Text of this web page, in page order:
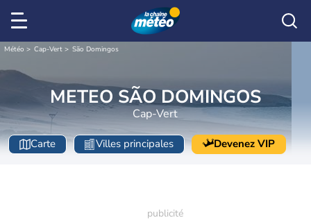
Météo Cap-Vert São Domingos
METEO SÃO DOMINGOS
Cap-Vert
Carte Villes principales Devenez VIP